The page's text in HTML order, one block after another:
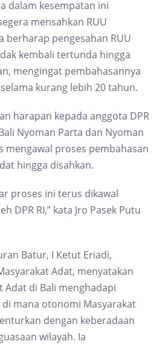
dalam kesempatan ini
mensahkan RUU
berharap pengesahan RUU
kembali tertunda hingga
mengingat pembahasannya
kurang lebih 20 tahun.
harapan kepada anggota DPR
Nyoman Parta dan Nyoman
mengawal proses pembahasan
hingga disahkan.
proses ini terus dikawal
DPR RI,” kata Jro Pasek Putu
Batur, I Ketut Eriadi,
Adat, menyatakan
Adat di Bali menghadapi
mana otonomi Masyarakat
dengan keberadaan
wilayah. Ia